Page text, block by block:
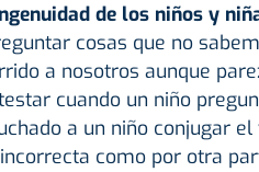
de los niños y
cosas que no
a nosotros aunque
cuando un niño
a un niño conjugar el
como por otra